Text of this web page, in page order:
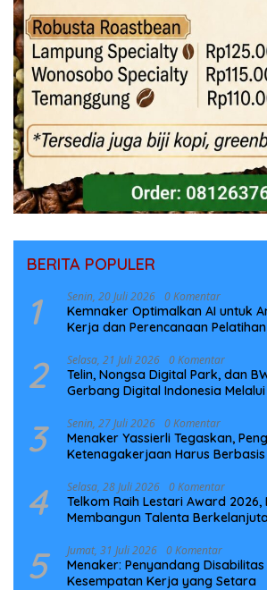
BERITA POPULER
1 Senin, 20 Juli 2026 0 Komentar
Kemnaker Optimalkan AI untuk
Kerja dan Perencanaan Pelatihan
2 Selasa, 21 Juli 2026 0 Komentar
Telin, Nongsa Digital Park, dan
Gerbang Digital Indonesia
3 Senin, 27 Juli 2026 0 Komentar
Menaker Yassierli Tegaskan,
Ketenagakerjaan Harus
4 Selasa, 28 Juli 2026 0 Komentar
Telkom Raih Lestari Award 2026,
Membangun Talenta
5 Jumat, 31 Juli 2026 0 Komentar
Menaker: Penyandang
Kesempatan Kerja yang Setara